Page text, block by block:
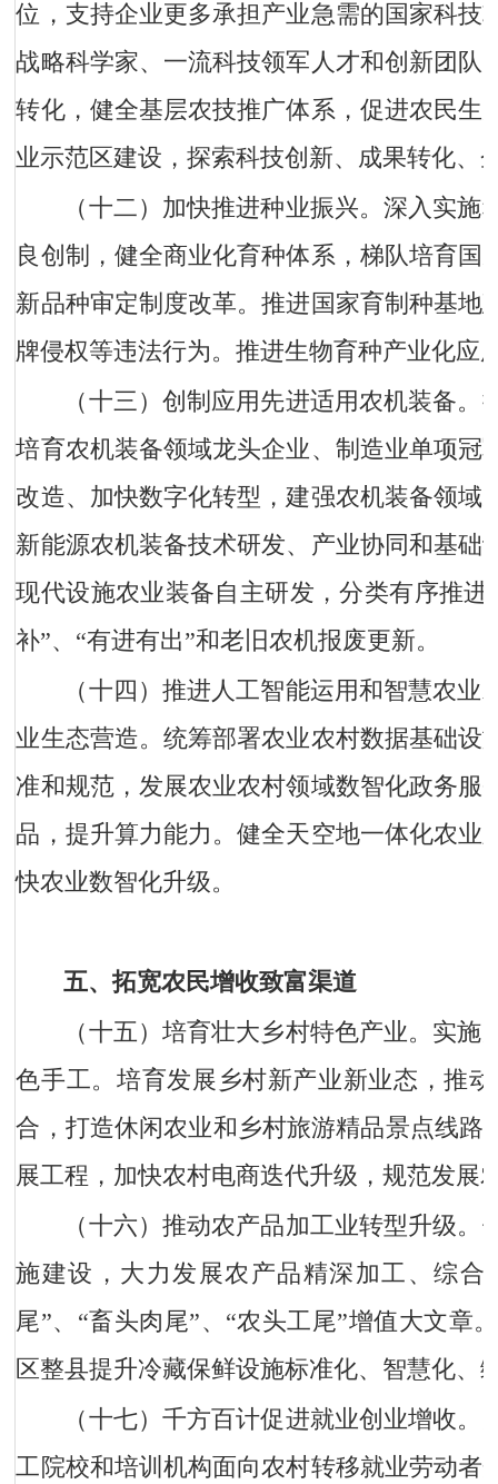
位，支持企业更多承担产业急需的国家科
战略科学家、一流科技领军人才和创新团
转化，健全基层农技推广体系，促进农民
业示范区建设，探索科技创新、成果转化、
（十二）加快推进种业振兴。深入实施
良创制，健全商业化育种体系，梯队培育
新品种审定制度改革。推进国家育制种基
牌侵权等违法行为。推进生物育种产业化应
（十三）创制应用先进适用农机装备。
培育农机装备领域龙头企业、制造业单项
改造、加快数字化转型，建强农机装备领
新能源农机装备技术研发、产业协同和基
现代设施农业装备自主研发，分类有序推
补”、“有进有出”和老旧农机报废更新。
（十四）推进人工智能运用和智慧农业
业生态营造。统筹部署农业农村数据基础
准和规范，发展农业农村领域数智化政务
品，提升算力能力。健全天空地一体化农
快农业数智化升级。
五、拓宽农民增收致富渠道
（十五）培育壮大乡村特色产业。 实施
色手工。培育发展乡村新产业新业态，推
合，打造休闲农业和乡村旅游精品景点线路
展工程，加快农村电商迭代升级，规范发展
（十六）推动农产品加工业转型升级。
施建设，大力发展农产品精深加工、综
尾”、“畜头肉尾”、“农头工尾”增值大文章
区整县提升冷藏保鲜设施标准化、智慧化、
（十七）千方百计促进就业创业增收。
工院校和培训机构面向农村转移就业劳动